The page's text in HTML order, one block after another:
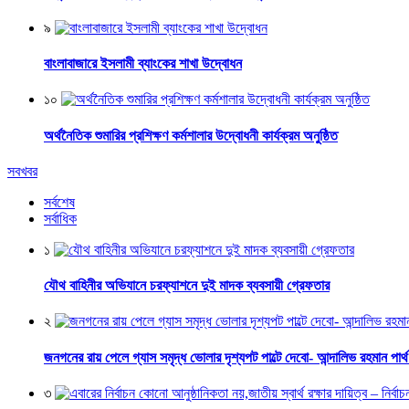
৯
বাংলাবাজারে ইসলামী ব্যাংকের শাখা উদ্বোধন
১০
অর্থনৈতিক শুমারির প্রশিক্ষণ কর্মশালার উদ্বোধনী কার্যক্রম অনুষ্ঠিত
সবখবর
সর্বশেষ
সর্বাধিক
১
যৌথ বাহিনীর অভিযানে চরফ্যাশনে দুই মাদক ব্যবসায়ী গ্রেফতার
২
জনগনের রায় পেলে গ্যাস সমৃদ্ধ ভোলার দৃশ্যপট পাল্টে দেবো- আন্দালিভ রহমান
৩